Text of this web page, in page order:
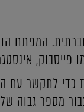
המפתח
לתקשר עם
מספר גבוה